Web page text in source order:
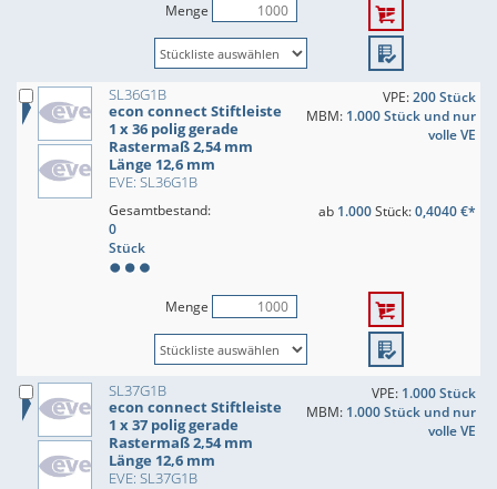
Menge
SL36G1B
econ connect Stiftleiste
1 x 36 polig gerade
Rastermaß 2,54 mm
Länge 12,6 mm
EVE: SL36G1B
VPE:200 Stück
MBM: 1.000 Stück und nur
volle VE
Gesamtbestand:
0
Stück
ab 1.000Stück:0,4040 €*
Menge
SL37G1B
econ connect Stiftleiste
1 x 37 polig gerade
Rastermaß 2,54 mm
Länge 12,6 mm
EVE: SL37G1B
VPE: 1.000 Stück
MBM: 1.000 Stück und nur
volle VE